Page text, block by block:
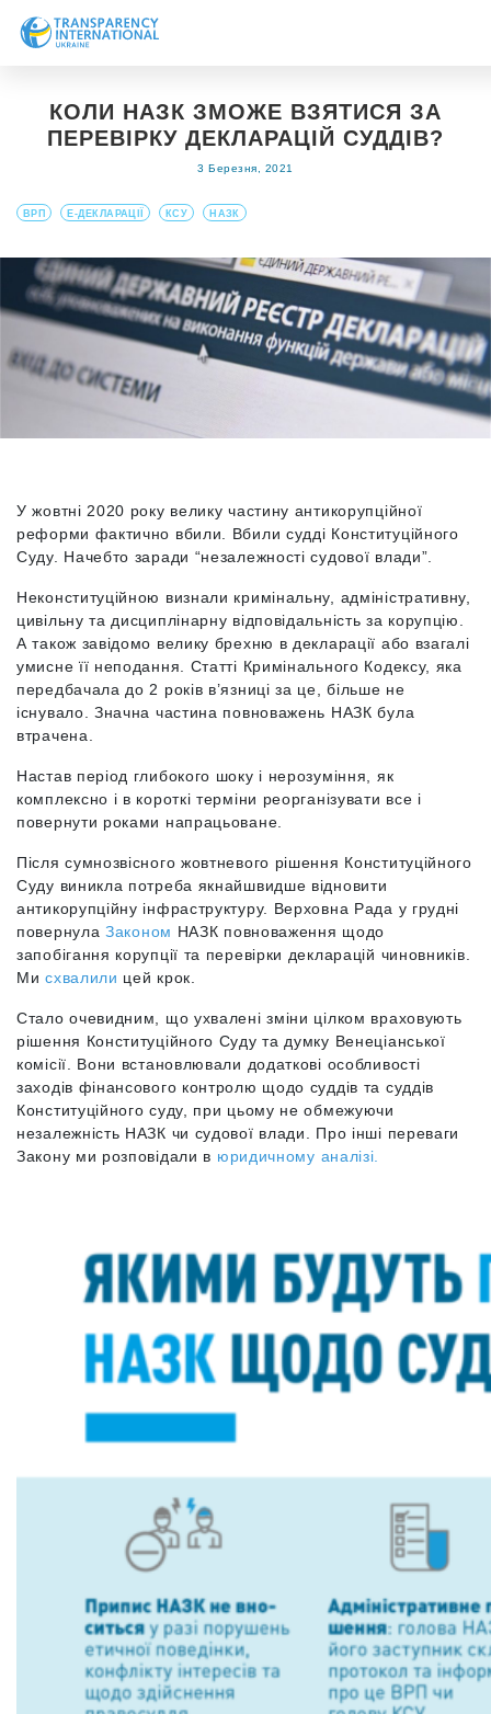
Новини
Напрями роботи
КОЛИ НАЗК ЗМОЖЕ ВЗЯТИСЯ ЗА
ПЕРЕВІРКУ ДЕКЛАРАЦІЙ СУДДІВ?
3 Березня, 2021
ВРП Е-ДЕКЛАРАЦІЇ КСУ НАЗК
У жовтні 2020 року велику частину антикорупційної
реформи фактично вбили. Вбили судді Конституційного
Суду. Начебто заради “незалежності судової влади”.
Неконституційною визнали кримінальну, адміністративну,
цивільну та дисциплінарну відповідальність за корупцію.
А також завідомо велику брехню в декларації або взагалі
умисне її неподання. Статті Кримінального Кодексу, яка
передбачала до 2 років в’язниці за це, більше не
існувало. Значна частина повноважень НАЗК була
втрачена.
Настав період глибокого шоку і нерозуміння, як
комплексно і в короткі терміни реорганізувати все і
повернути роками напрацьоване.
Після сумнозвісного жовтневого рішення Конституційного
Суду виникла потреба якнайшвидше відновити
антикорупційну інфраструктуру. Верховна Рада у грудні
повернула Законом НАЗК повноваження щодо
запобігання корупції та перевірки декларацій чиновників.
Мисхвалили цей крок.
Стало очевидним, що ухвалені зміни цілком враховують
рішення Конституційного Суду та думку Венеціанської
комісії. Вони встановлювали додаткові особливості
заходів фінансового контролю щодо суддів та суддів
Конституційного суду, при цьому не обмежуючи
незалежність НАЗК чи судової влади. Про інші переваги
Закону ми розповідали в юридичному аналізі.